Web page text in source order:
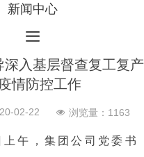
新闻中心
끀
入基层督查复工复产
情防控工作
上午，集团公司党委书
02-22 넶 浏览量： 1163